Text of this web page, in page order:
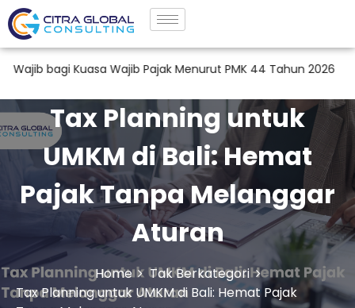
Kuasa Wajib Pajak Menurut PMK 44 Tahun 2026 Jasa Tax
Tax Planning untuk
UMKM di Bali: Hemat
Pajak Tanpa Melanggar
Aturan
Home
Tak Berkategori
Tax Planning untuk UMKM di Bali: Hemat Pajak